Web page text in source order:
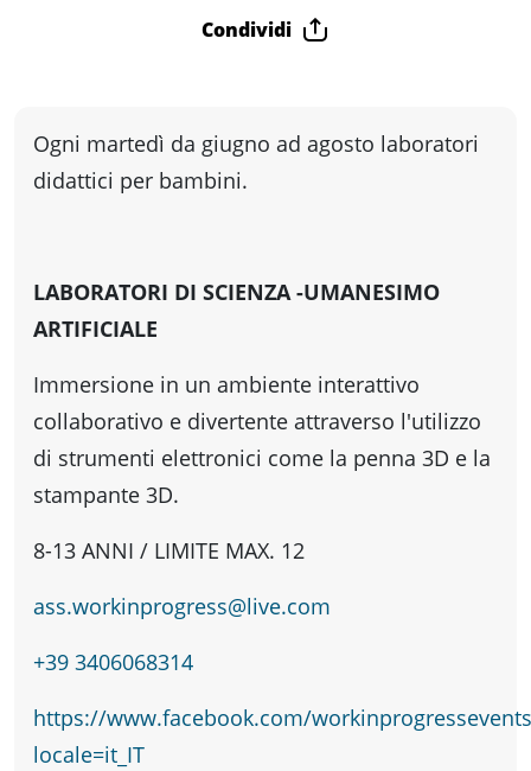
fare
storici
Enogastronomia
Informazioni
Guide
Fano
Accessibili
Condividi
Ogni martedì da giugno ad agosto laboratori
didattici per bambini.
LABORATORI DI SCIENZA -UMANESIMO
ARTIFICIALE
Immersione in un ambiente interattivo
collaborativo e divertente attraverso l'utilizzo
di strumenti elettronici come la penna 3D e la
stampante 3D.
8-13 ANNI / LIMITE MAX. 12
ass.workinprogress@live.com
+39 3406068314
https://www.facebook.com/
locale=it_IT